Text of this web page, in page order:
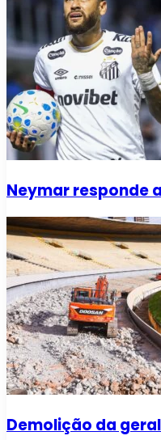
Neymar responde
Demolição da